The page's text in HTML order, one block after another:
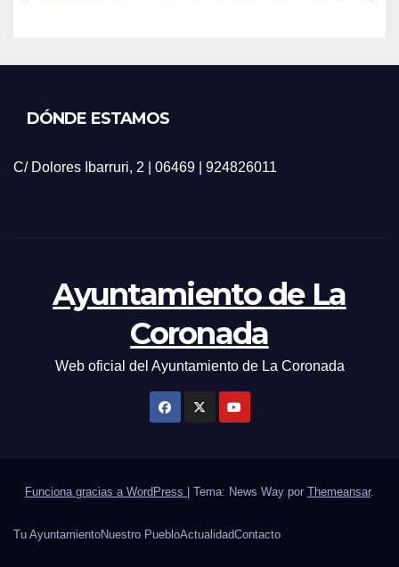
DÓNDE ESTAMOS
C/ Dolores Ibarruri, 2 | 06469 | 924826011
Ayuntamiento de La
Coronada
Web oficial del Ayuntamiento de La Coronada
Funciona gracias a WordPress | Tema: News Way por Themeansar.
Tu AyuntamientoNuestro PuebloActualidadContacto